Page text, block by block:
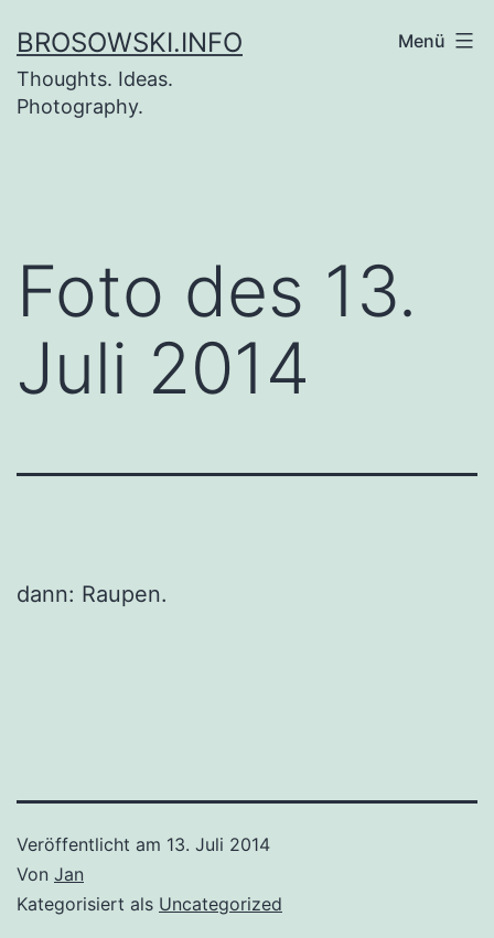
Inhalt
springen
BROSOWSKI.INFO
Thoughts. Ideas.
Photography.
Menü
Foto des 13.
Juli 2014
dann: Raupen.
Veröffentlicht am 13. Juli 2014
Von Jan
Kategorisiert als Uncategorized